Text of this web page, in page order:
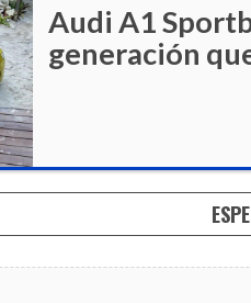
Audi A1
generación